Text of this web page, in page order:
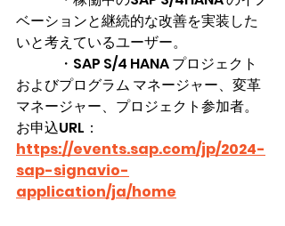
ベーションと継続的な改善を実装した
いと考えているユーザー。
・SAP S/4 HANA プロジェクト
およびプログラム マネージャー、変革
マネージャー、プロジェクト参加者。
お申込URL：
https://events.sap.com/jp/2024-
sap-signavio-
application/ja/home